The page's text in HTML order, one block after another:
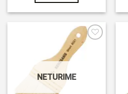
NETURIME